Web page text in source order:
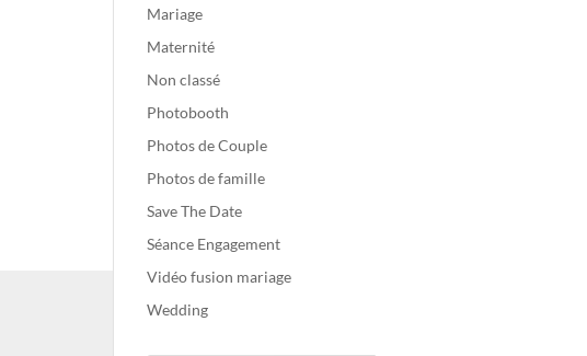
Mariage
Maternité
Non classé
Photobooth
Photos de Couple
Photos de famille
Save The Date
Séance Engagement
Vidéo fusion mariage
Wedding